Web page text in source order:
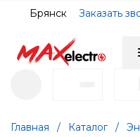
Брянск Заказать
Главная / Каталог /